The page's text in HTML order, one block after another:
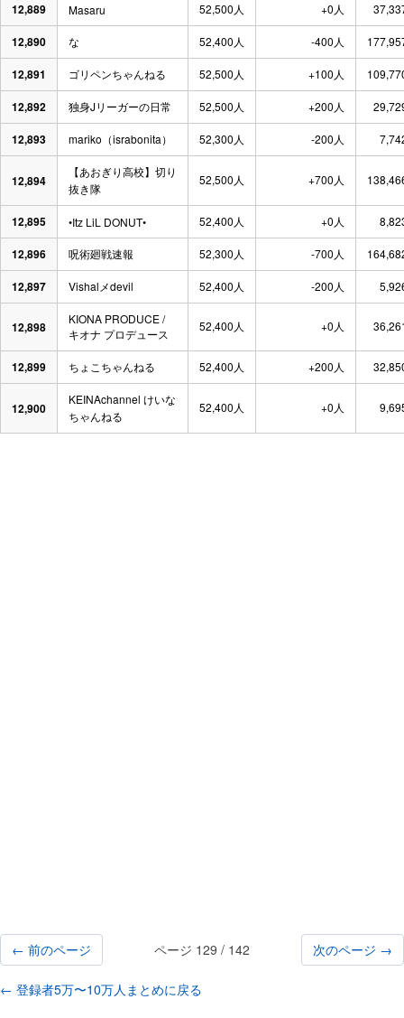
12,889 Masaru 52,500人 +0人
12,890 な 52,400人 -400人
12,891 ゴリペンちゃんねる 52,500人 +100人
12,892 独身Jリーガーの日常 52,500人 +200人
12,893 mariko（israbonita） 52,300人 -200人
12,894
【あおぎり高校】切り
抜き隊
52,500人 +700人
12,895 •Itz LiL DONUT• 52,400人 +0人
12,896 呪術廻戦速報 52,300人 -700人
12,897 Vishalメdevil 52,400人 -200人
12,898
KIONA PRODUCE /
キオナ プロデュース
52,400人 +0人
12,899 ちょこちゃんねる 52,400人 +200人
12,900
KEINAchannel けいな
ちゃんねる
52,400人 +0人
← 前のページ ページ 129 / 142 次のページ →
← 登録者5万〜10万人まとめに戻る